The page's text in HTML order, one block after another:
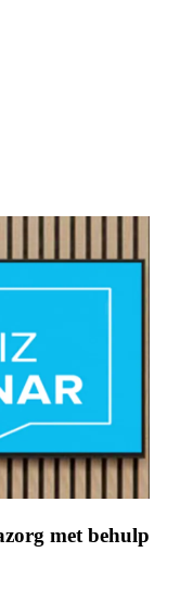
met behulp